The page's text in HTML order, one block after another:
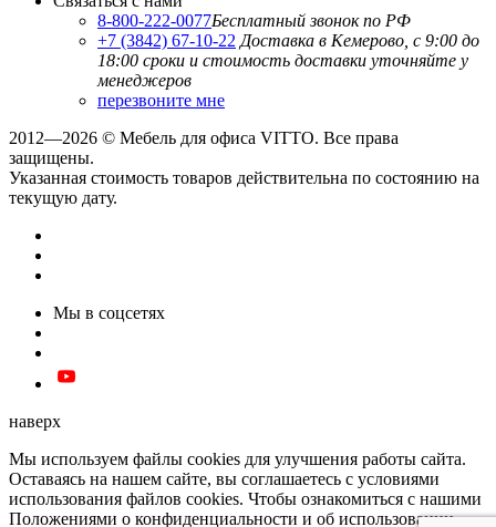
8-800-222-0077Бесплатный звонок по РФ
+7 (3842) 67-10-22 Доставка в Кемерово, с 9:00 до
18:00 сроки и стоимость доставки уточняйте у
менеджеров
перезвоните мне
2012—2026 © Мебель для офиса VITTO. Все права
защищены.
Указанная стоимость товаров действительна по состоянию на
текущую дату.
Мы в соцсетях
наверх
Мы используем файлы cookies для улучшения работы сайта.
Оставаясь на нашем сайте, вы соглашаетесь с условиями
использования файлов cookies. Чтобы ознакомиться с нашими
Положениями о конфиденциальности и об использовании